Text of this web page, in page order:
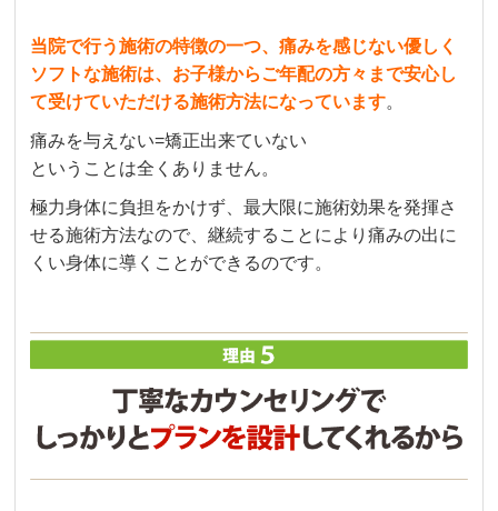
当院で行う施術の特徴の一つ、痛みを感じない優しく
ソフトな施術は、お子様からご年配の方々まで安心し
て受けていただける施術方法になっています。
痛みを与えない=矯正出来ていない
ということは全くありません。
極力身体に負担をかけず、最大限に施術効果を発揮さ
せる施術方法なので、継続することにより痛みの出に
くい身体に導くことができるのです。